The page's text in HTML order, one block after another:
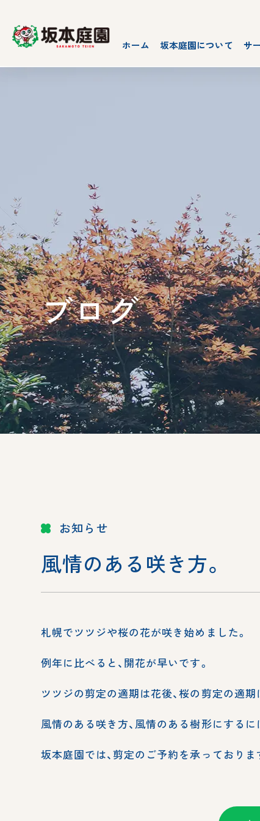
ホーム 坂本庭園について サ
ブログ
お知らせ
風情のある咲き方。
札幌でツツジや桜の花が咲き始めました。
例年に比べると、開花が早いです。
ツツジの剪定の適期は花後、桜の剪定の適期
風情のある咲き方、風情のある樹形にする
坂本庭園では、剪定のご予約を承っておりま